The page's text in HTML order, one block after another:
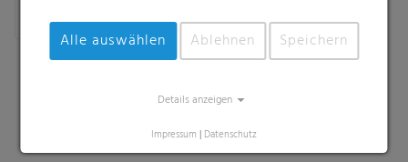
Alle auswählen Ablehnen Speichern
Details anzeigen
Impressum | Datenschutz